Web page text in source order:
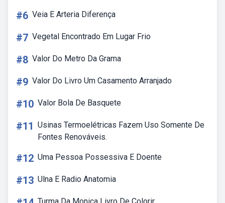
#6 Veia E Arteria Diferença
#7 Vegetal Encontrado Em Lugar Frio
#8 Valor Do Metro Da Grama
#9 Valor Do Livro Um Casamento Arranjado
#10 Valor Bola De Basquete
#11 Usinas Termoelétricas Fazem Uso Somente De
Fontes Renováveis.
#12 Uma Pessoa Possessiva E Doente
#13 Ulna E Radio Anatomia